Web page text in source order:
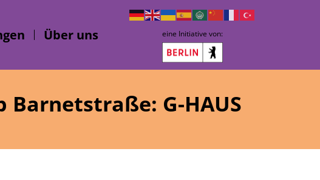
Über uns eine Initiative von:
Barnetstraße: G-HAUS